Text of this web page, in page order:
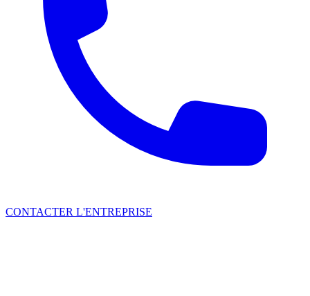
CONTACTER L'ENTREPRISE